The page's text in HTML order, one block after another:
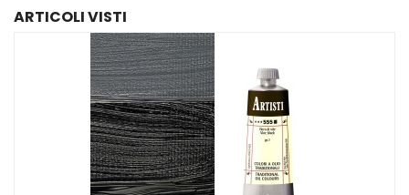
ARTICOLI VISTI